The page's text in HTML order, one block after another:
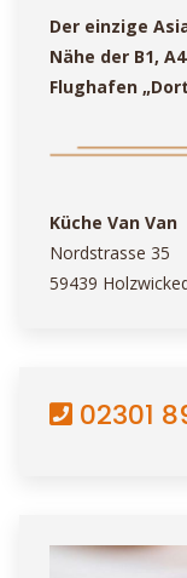
Der einzige
Nähe der B1,
Flughafen
Küche Van Van
Nordstrasse 35
59439
02301